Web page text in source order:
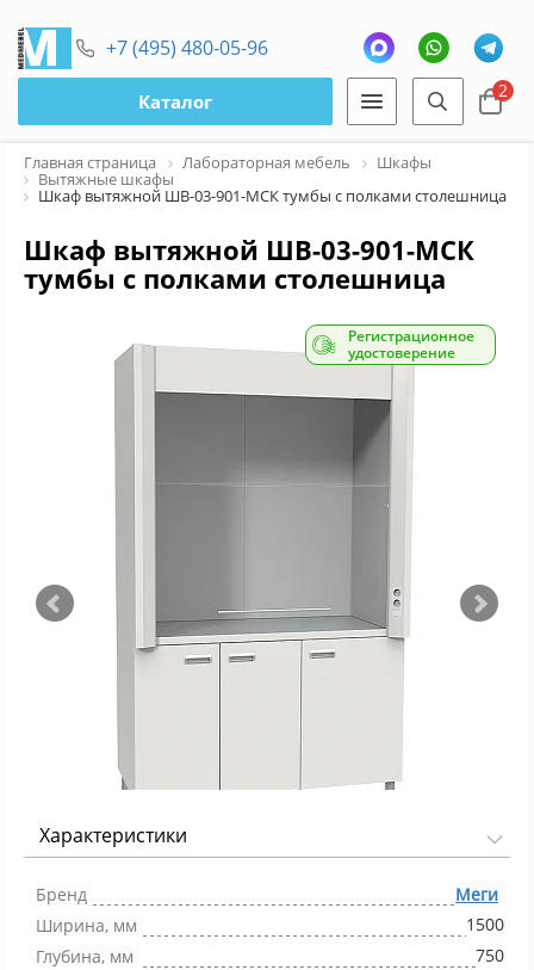
+7 (495) 480-05-96
Каталог 2
Главная страница Лабораторная мебель Шкафы
Вытяжные шкафы
Шкаф вытяжной ШВ-03-901-МСК тумбы с полками столешница
Шкаф вытяжной ШВ-03-901-МСК
тумбы с полками столешница
химпластик
Регистрационное
удостоверение
Характеристики
Бренд
Меги
Ширина, мм
1500
Глубина, мм
750